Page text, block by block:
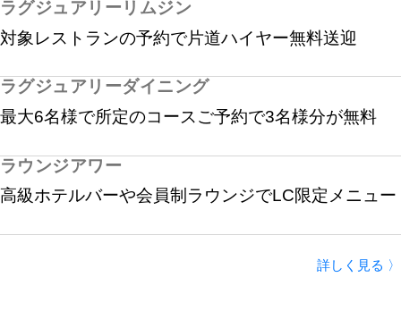
ラグジュアリーリムジン
対象レストランの予約で片道ハイヤー無料送迎
ラグジュアリーダイニング
最大6名様で所定のコースご予約で3名様分が無料
ラウンジアワー
高級ホテルバーや会員制ラウンジでLC限定メニュー
詳しく見る 〉